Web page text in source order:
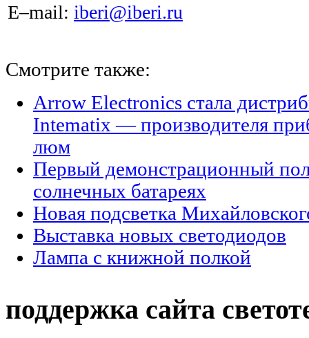
E–mail: iberi@iberi.ru
Смотрите также:
Arrow Electronics стала
Intematix — производителя
люм
Первый демонстрационный
солнечных батареях
Новая подсветка
Выставка новых светодиодов
Лампа с книжной полкой
поддержка сайта